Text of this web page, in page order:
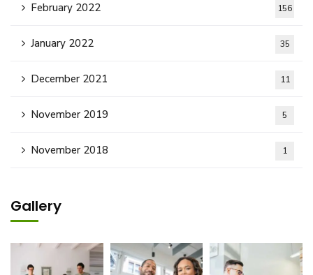
February 2022 156
January 2022 35
December 2021 11
November 2019 5
November 2018 1
Gallery